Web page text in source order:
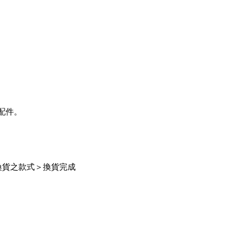
。
之款式＞換貨完成